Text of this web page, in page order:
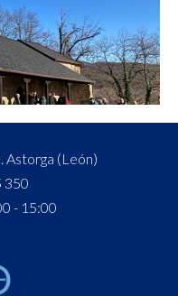
Astorga (León)
350
- 15:00